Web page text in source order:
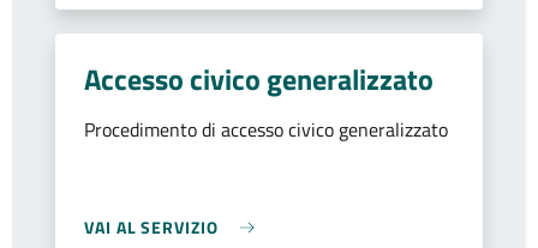
Accesso civico generalizzato
Procedimento di accesso civico generalizzato
VAI AL SERVIZIO